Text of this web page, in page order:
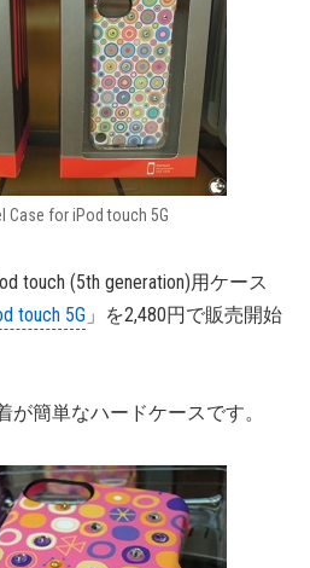
Case for iPod touch 5G
touch (5th generation)用ケース
touch 5G 」を2,480円で販売開始
簡単なハードケースです。